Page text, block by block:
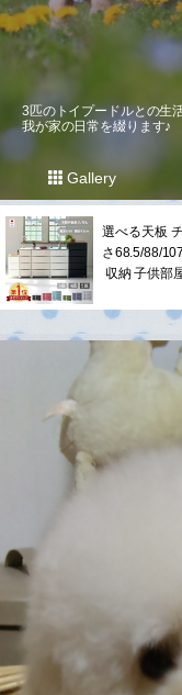
3匹のトイプードルとの生活
我が家の日常を綴ります♪
Gallery
選べる天板
さ68.5/88/
収納 子供部